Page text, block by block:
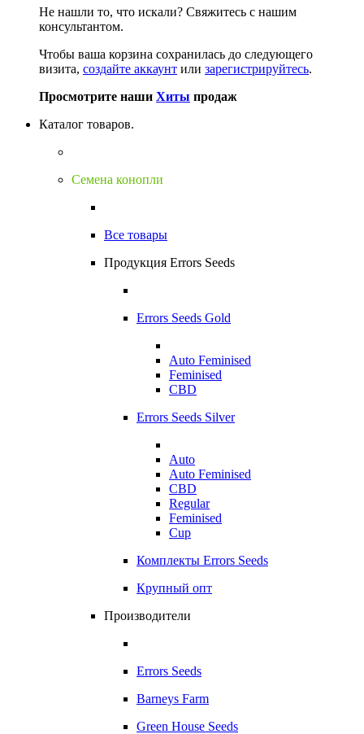
Не нашли то, что искали? Свяжитесь с нашим
консультантом.
Чтобы ваша корзина сохранилась до следующего
визита, создайте аккаунт или зарегистрируйтесь.
Просмотрите наши Хиты продаж
Каталог товаров.
Семена конопли
Все товары
Продукция Errors Seeds
Errors Seeds Gold
Auto Feminised
Feminised
CBD
Errors Seeds Silver
Auto
Auto Feminised
CBD
Regular
Feminised
Cup
Комплекты Errors Seeds
Крупный опт
Производители
Errors Seeds
Barneys Farm
Green House Seeds